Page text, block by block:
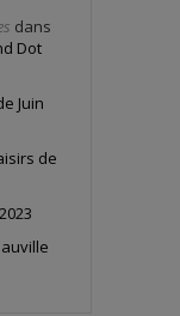
dans
Dot
Juin
de